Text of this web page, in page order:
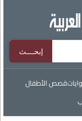
قصص الأطفال